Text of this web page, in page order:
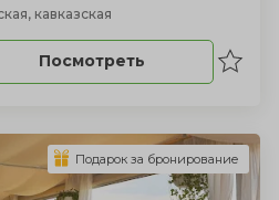
кавказская
Посмотреть
Подарок за бронирование